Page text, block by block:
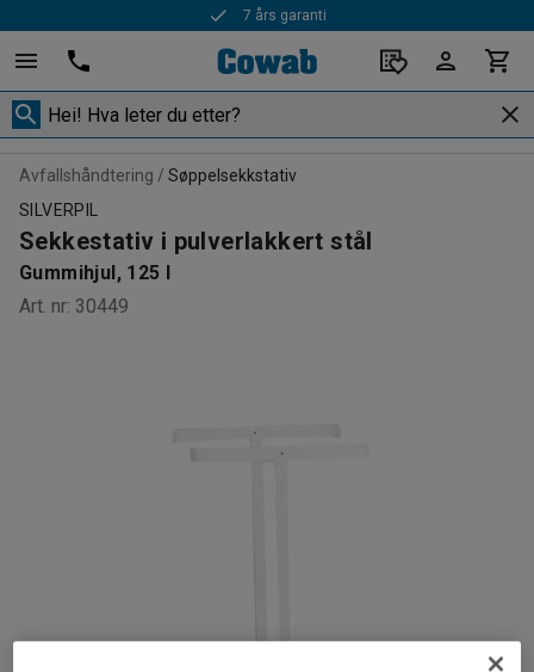
7 års garanti
Avfallshåndtering
Søppelsekkstativ
SILVERPIL
Sekkestativ i pulverlakkert stål
Gummihjul, 125 l
Art. nr: 30449